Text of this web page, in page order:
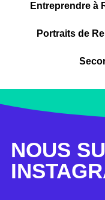
Entreprendre à
Portraits de
NOUS